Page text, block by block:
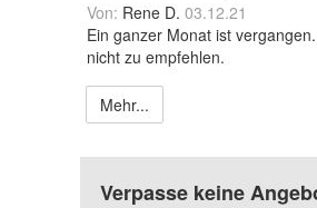
Von: Rene D. 03.12.21
Ein ganzer Monat ist
nicht zu empfehlen.
Mehr...
Verpasse keine